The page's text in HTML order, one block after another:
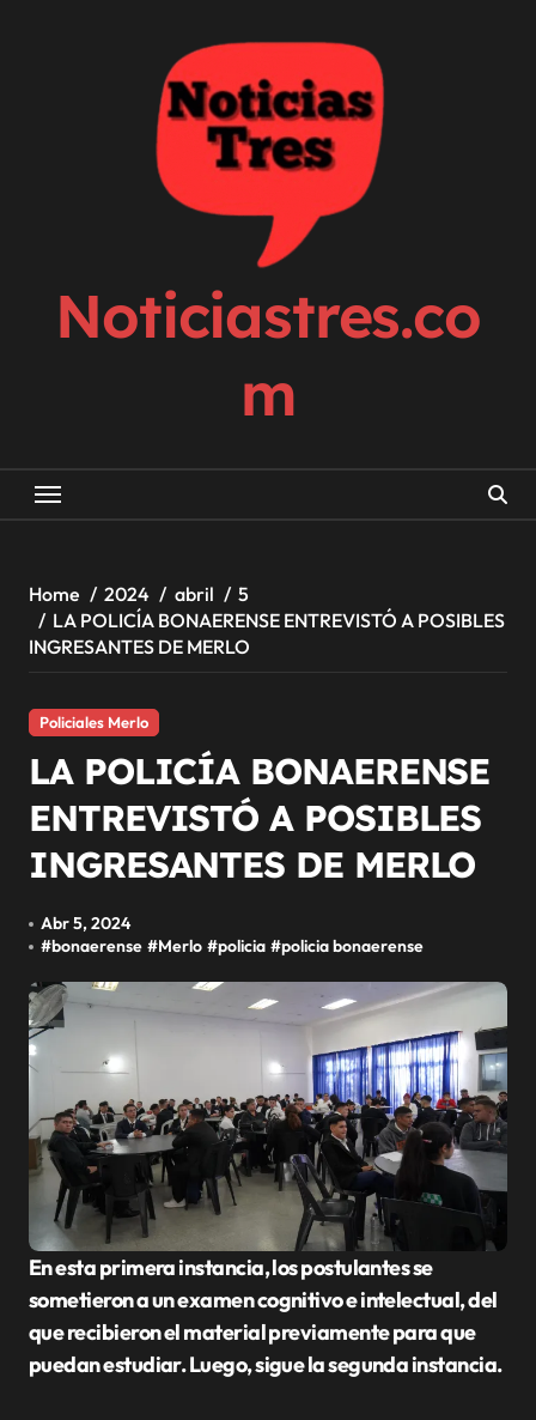
Noticiastres.co
m
Home 2024 abril
5
LA POLICÍA BONAERENSE ENTREVISTÓ A POSIBLES
INGRESANTES DE MERLO
Policiales Merlo
LA POLICÍA BONAERENSE
ENTREVISTÓ A POSIBLES
INGRESANTES DE MERLO
Abr 5, 2024
#bonaerense #Merlo #policia #policia bonaerense
En esta primera instancia, los postulantes se
sometieron a un examen cognitivo e intelectual, del
que recibieron el material previamente para que
puedan estudiar. Luego, sigue la segunda instancia.